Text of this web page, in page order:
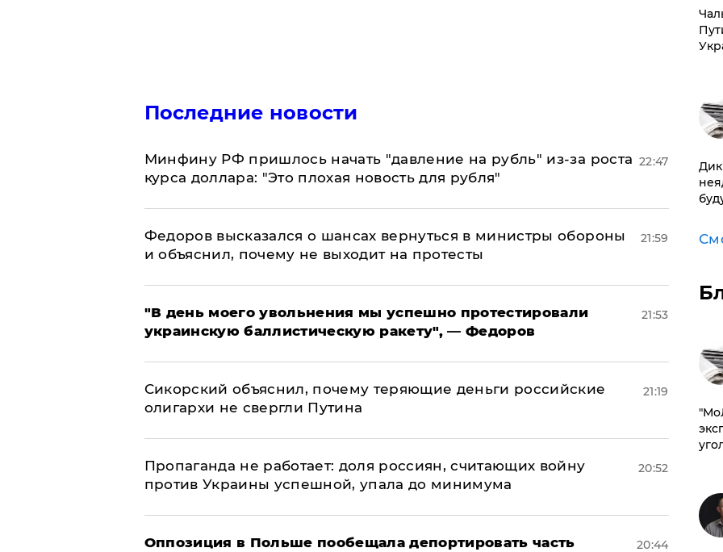
Последние новости
Минфину РФ пришлось начать "давление на рубль" из-за роста
курса доллара: "Это плохая новость для рубля"
22:47
Федоров высказался о шансах вернуться в министры обороны
и объяснил, почему не выходит на протесты
21:59
​"В день моего увольнения мы успешно протестировали
украинскую баллистическую ракету", — Федоров
21:53
Сикорский объяснил, почему теряющие деньги российские
олигархи не свергли Путина
21:19
​Пропаганда не работает: доля россиян, считающих войну
против Украины успешной, упала до минимума
20:52
Оппозиция в Польше пообещала депортировать часть 20:44